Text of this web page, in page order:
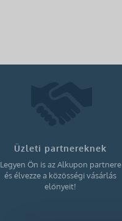
Üzleti partnereknek
Legyen Ön is az Alkupon partnere
és élvezze a közösségi vásárlás
előnyeit!